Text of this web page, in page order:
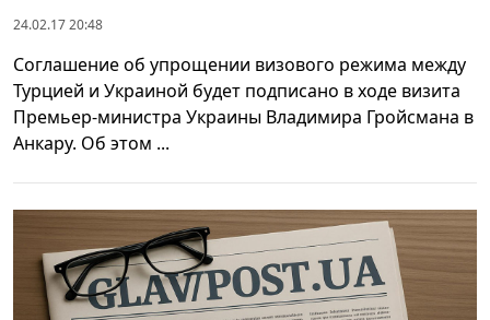
24.02.17 20:48
Соглашение об упрощении визового режима между
Турцией и Украиной будет подписано в ходе визита
Премьер-министра Украины Владимира Гройсмана в
Анкару. Об этом ...